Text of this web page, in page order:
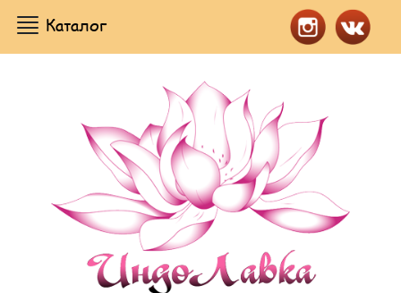
Каталог